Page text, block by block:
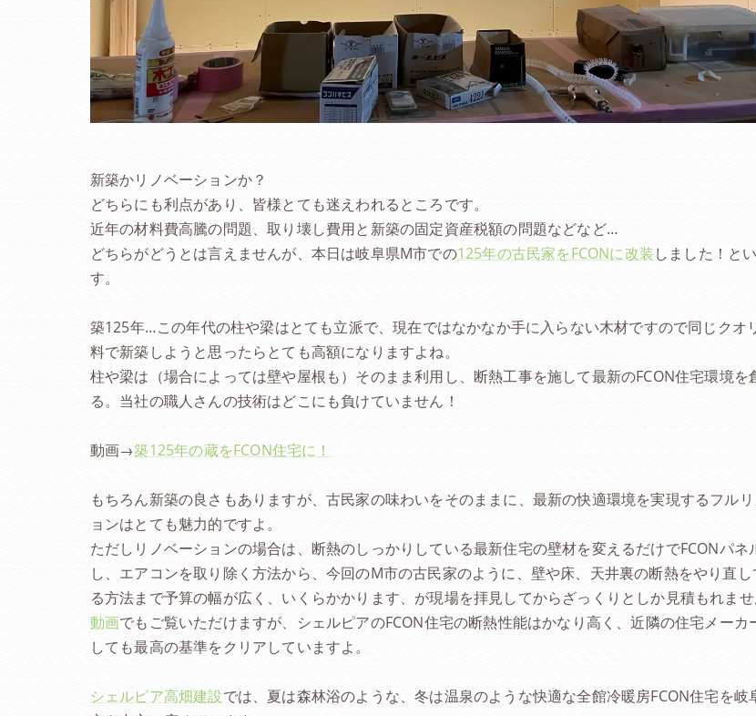
新築かリノベーションか？
どちらにも利点があり、皆様とても迷えわれるところです。
近年の材料費高騰の問題、取り壊し費用と新築の固定資産税額の問題などなど…
どちらがどうとは言えませんが、本日は岐阜県M市での125年の古民家をFCONに改装しました！と
す。
築125年…この年代の柱や梁はとても立派で、現在ではなかなか手に入らない木材ですので同じクオ
料で新築しようと思ったらとても高額になりますよね。
柱や梁は（場合によっては壁や屋根も）そのまま利用し、断熱工事を施して最新のFCON住宅環境を
る。当社の職人さんの技術はどこにも負けていません！
動画→築125年の蔵をFCON住宅に！
もちろん新築の良さもありますが、古民家の味わいをそのままに、最新の快適環境を実現するフル
ョンはとても魅力的ですよ。
ただしリノベーションの場合は、断熱のしっかりしている最新住宅の壁材を変えるだけでFCONパネ
し、エアコンを取り除く方法から、今回のM市の古民家のように、壁や床、天井裏の断熱をやり直し
る方法まで予算の幅が広く、いくらかかります、が現場を拝見してからざっくりとしか見積もれませ
動画でもご覧いただけますが、シェルピアのFCON住宅の断熱性能はかなり高く、近隣の住宅メーカ
しても最高の基準をクリアしていますよ。
シェルピア高畑建設では、夏は森林浴のような、冬は温泉のような快適な全館冷暖房FCON住宅を岐